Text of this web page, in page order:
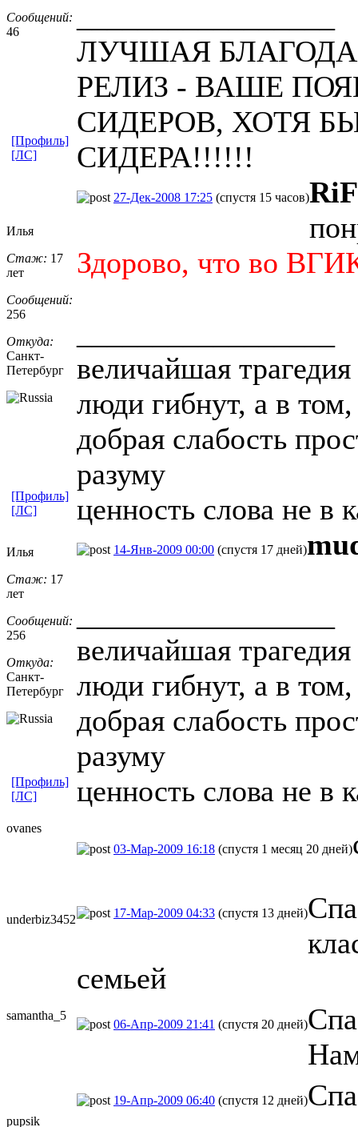
Сообщений:
46
ЛУЧШАЯ
РЕЛИЗ - ВАШЕ
СИДЕРОВ, ХОТЯ
СИДЕРА!!!!!!
[Профиль]
[ЛС]
Илья
Стаж: 17
лет
Сообщений:
256
Откуда:
Санкт-
Петерб​ург
27-Дек-2008 17:25 (спустя 15 часов)
Здорово, что во
величайшая
люди гибнут, а в
добрая слабость
разуму
ценность слова не в
[Профиль]
[ЛС]
Илья
Стаж: 17
лет
Сообщений:
256
Откуда:
Санкт-
Петерб​ург
14-Янв-2009 00:00 (спустя 17 дней)
величайшая
люди гибнут, а в
добрая слабость
разуму
ценность слова не в
[Профиль]
[ЛС]
ovanes
03-Мар-2009 16:18 (спустя 1 месяц 20 дней)
underbiz3452 17-Мар-2009 04:33 (спустя 13 дней)
семьей
samantha_5
06-Апр-2009 21:41 (спустя 20 дней)
pupsik
19-Апр-2009 06:40 (спустя 12 дней)